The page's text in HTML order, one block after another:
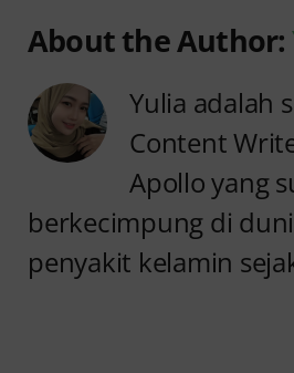
About the Author:
Yulia adalah
Content
Apollo yang
berkecimpung di
penyakit kelamin
Penyebab